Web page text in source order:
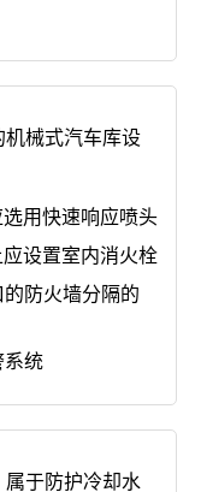
机械式汽车库设
用快速响应喷头
设置室内消火栓
防火墙分隔的
系统
于防护冷却水